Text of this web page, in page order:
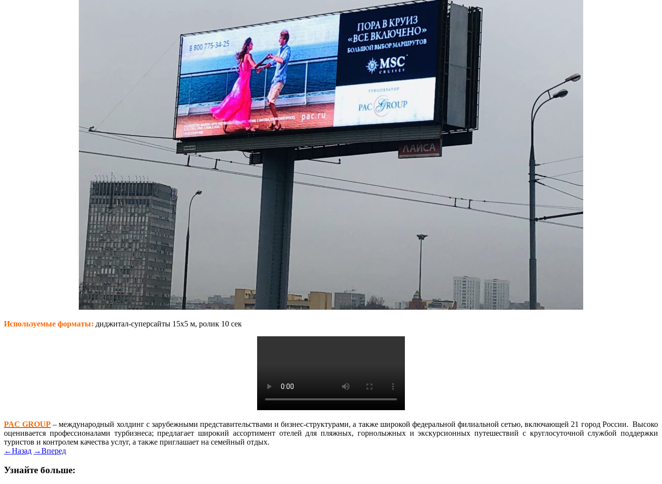
Используемые форматы: диджитал-суперсайты 15х5 м, ролик 10 сек
PAC GROUP – международный холдинг с зарубежными представительствами и бизнес-структурами, а также широкой федеральной филиальной сетью, включающей 21 город России. Высоко
оценивается профессионалами турбизнеса; предлагает широкий ассортимент отелей для пляжных, горнолыжных и экскурсионных путешествий с круглосуточной службой поддержки
туристов и контролем качества услуг, а также приглашает на семейный отдых.
←Назад →Вперед
Узнайте больше: